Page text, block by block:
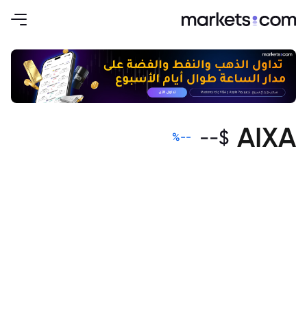
AIXA
$
--
--
%